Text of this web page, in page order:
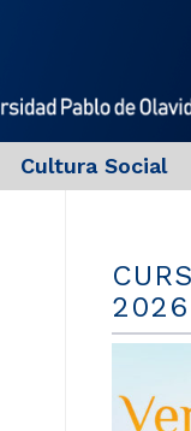
Cultura Social
2026